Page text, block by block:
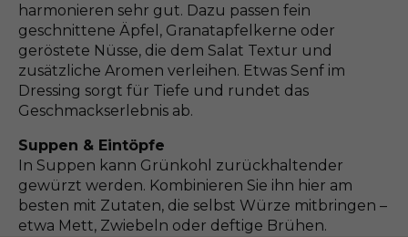
harmonieren sehr gut. Dazu passen fein
geschnittene Äpfel, Granatapfelkerne oder
geröstete Nüsse, die dem Salat Textur und
zusätzliche Aromen verleihen. Etwas Senf im
Dressing sorgt für Tiefe und rundet das
Geschmackserlebnis ab.
Suppen & Eintöpfe
In Suppen kann Grünkohl zurückhaltender
gewürzt werden. Kombinieren Sie ihn hier am
besten mit Zutaten, die selbst Würze mitbringen –
etwa Mett, Zwiebeln oder deftige Brühen.